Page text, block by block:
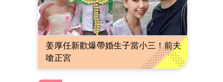
姜厚任新歡爆帶婚生子當小三！前夫
嗆正宮